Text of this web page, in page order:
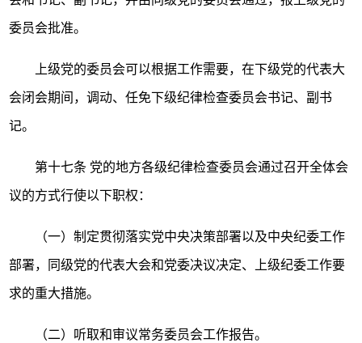
委员会批准。
上级党的委员会可以根据工作需要，在下级党的代表大
会闭会期间，调动、任免下级纪律检查委员会书记、副书
记。
第十七条 党的地方各级纪律检查委员会通过召开全体会
议的方式行使以下职权：
（一）制定贯彻落实党中央决策部署以及中央纪委工作
部署，同级党的代表大会和党委决议决定、上级纪委工作要
求的重大措施。
（二）听取和审议常务委员会工作报告。